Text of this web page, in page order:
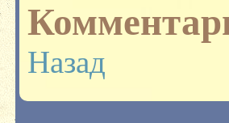
Назад